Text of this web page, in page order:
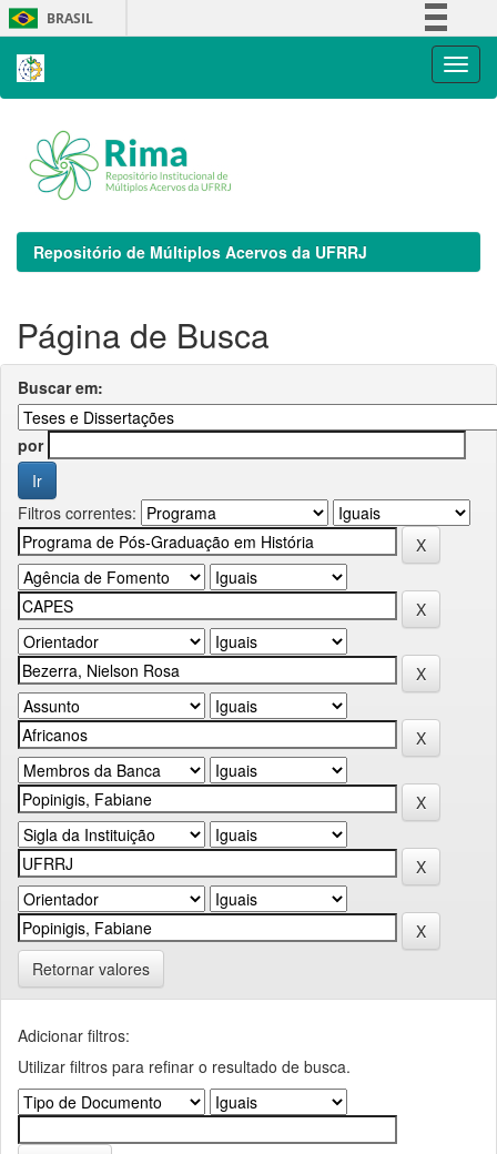
Skip
navigation
BRASIL
Repositório de Múltiplos Acervos da UFRRJ
Página de Busca
Buscar em:
por
Filtros correntes:
Retornar valores
Adicionar filtros:
Utilizar filtros para refinar o resultado de busca.